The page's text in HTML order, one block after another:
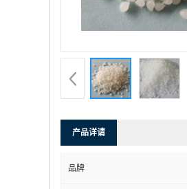
产品详请
品牌